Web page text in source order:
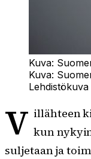
Kuva:
Kuva:
Lehdistökuva
V illähteen
kun
suljetaan ja